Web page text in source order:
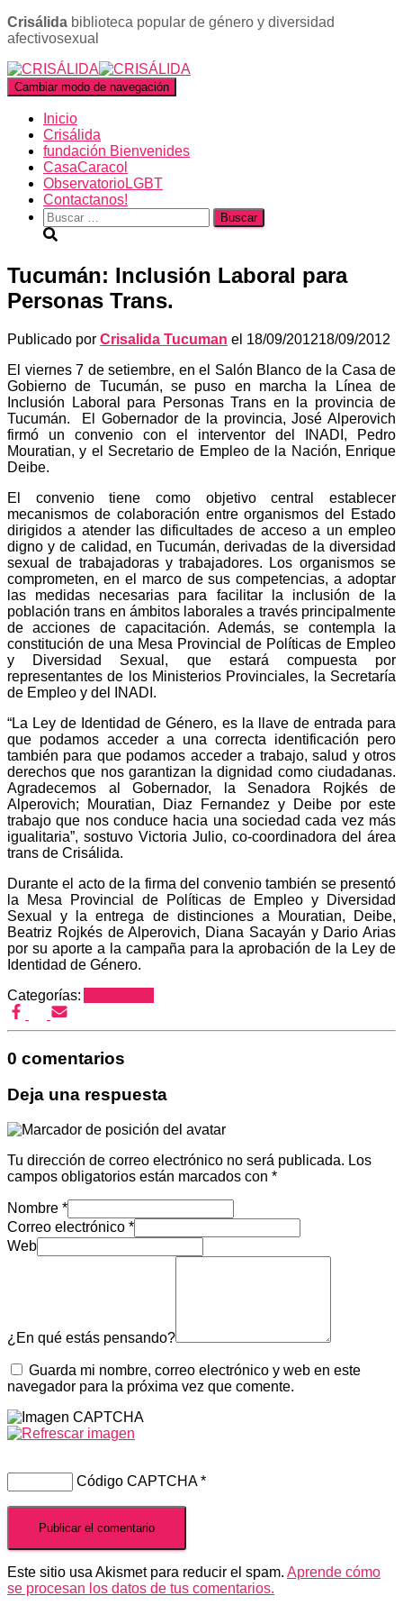
Crisálida biblioteca popular de género y diversidad
afectivosexual
Cambiar modo de navegación
Inicio
Crisálida
fundación Bienvenides
CasaCaracol
ObservatorioLGBT
Contactanos!
Buscar:
Tucumán: Inclusión Laboral para
Personas Trans.
Publicado por Crisalida Tucuman el 18/09/201218/09/2012
El viernes 7 de setiembre, en el Salón Blanco de la Casa de
Gobierno de Tucumán, se puso en marcha la Línea de
Inclusión Laboral para Personas Trans en la provincia de
Tucumán. El Gobernador de la provincia, José Alperovich
firmó un convenio con el interventor del INADI, Pedro
Mouratian, y el Secretario de Empleo de la Nación, Enrique
Deibe.
El convenio tiene como objetivo central establecer
mecanismos de colaboración entre organismos del Estado
dirigidos a atender las dificultades de acceso a un empleo
digno y de calidad, en Tucumán, derivadas de la diversidad
sexual de trabajadoras y trabajadores. Los organismos se
comprometen, en el marco de sus competencias, a adoptar
las medidas necesarias para facilitar la inclusión de la
población trans en ámbitos laborales a través principalmente
de acciones de capacitación. Además, se contempla la
constitución de una Mesa Provincial de Políticas de Empleo
y Diversidad Sexual, que estará compuesta por
representantes de los Ministerios Provinciales, la Secretaría
de Empleo y del INADI.
“La Ley de Identidad de Género, es la llave de entrada para
que podamos acceder a una correcta identificación pero
también para que podamos acceder a trabajo, salud y otros
derechos que nos garantizan la dignidad como ciudadanas.
Agradecemos al Gobernador, la Senadora Rojkés de
Alperovich; Mouratian, Diaz Fernandez y Deibe por este
trabajo que nos conduce hacia una sociedad cada vez más
igualitaria”, sostuvo Victoria Julio, co-coordinadora del área
trans de Crisálida.
Durante el acto de la firma del convenio también se presentó
la Mesa Provincial de Políticas de Empleo y Diversidad
Sexual y la entrega de distinciones a Mouratian, Deibe,
Beatriz Rojkés de Alperovich, Diana Sacayán y Dario Arias
por su aporte a la campaña para la aprobación de la Ley de
Identidad de Género.
Categorías:
0 comentarios
Deja una respuesta
Tu dirección de correo electrónico no será publicada. Los
campos obligatorios están marcados con *
Nombre *
Correo electrónico *
Web
¿En qué estás pensando?
Guarda mi nombre, correo electrónico y web en este
navegador para la próxima vez que comente.
Código CAPTCHA*
Este sitio usa Akismet para reducir el spam. Aprende cómo
se procesan los datos de tus comentarios.